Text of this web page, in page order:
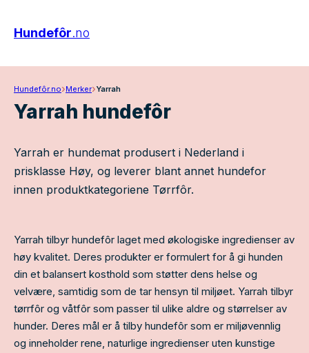
Hundefôr.no
Hundefôr.no›Merker›Yarrah
Yarrah hundefôr
Yarrah er hundemat produsert i Nederland i
prisklasse Høy, og leverer blant annet hundefor
innen produktkategoriene Tørrfôr.
Yarrah tilbyr hundefôr laget med økologiske ingredienser av
høy kvalitet. Deres produkter er formulert for å gi hunden
din et balansert kosthold som støtter dens helse og
velvære, samtidig som de tar hensyn til miljøet. Yarrah tilbyr
tørrfôr og våtfôr som passer til ulike aldre og størrelser av
hunder. Deres mål er å tilby hundefôr som er miljøvennlig
og inneholder rene, naturlige ingredienser uten kunstige